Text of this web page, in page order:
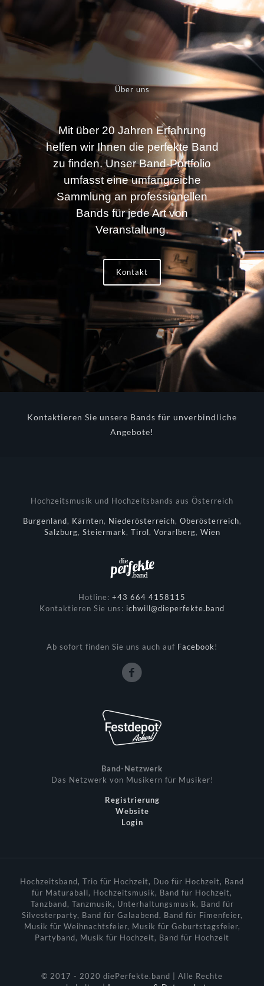
Über uns
Mit über 20 Jahren Erfahrung
helfen wir Ihnen die perfekte Band
zu finden. Unser Band-Portfolio
umfasst eine umfangreiche
Sammlung an professionellen
Bands für jede Art von
Veranstaltung.
Kontakt
Kontaktieren Sie unsere Bands für unverbindliche
Angebote!
Hochzeitsmusik und Hochzeitsbands aus Österreich
Burgenland, Kärnten, Niederösterreich, Oberösterreich,
Salzburg, Steiermark, Tirol, Vorarlberg, Wien
Hotline: +43 664 4158115
Kontaktieren Sie uns: ichwill@dieperfekte.band
Ab sofort finden Sie uns auch auf Facebook!
Band-Netzwerk
Das Netzwerk von Musikern für Musiker!
Registrierung
Website
Login
Hochzeitsband, Trio für Hochzeit, Duo für Hochzeit, Band
für Maturaball, Hochzeitsmusik, Band für Hochzeit,
Tanzband, Tanzmusik, Unterhaltungsmusik, Band für
Silvesterparty, Band für Galaabend, Band für Fimenfeier,
Musik für Weihnachtsfeier, Musik für Geburtstagsfeier,
Partyband, Musik für Hochzeit, Band für Hochzeit
© 2017 - 2020 diePerfekte.band | Alle Rechte